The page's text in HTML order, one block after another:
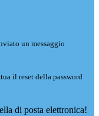
un messaggio
il reset della password
di posta elettronica!